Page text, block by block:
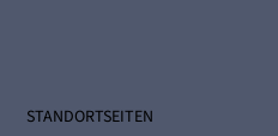
STANDORTSEITEN